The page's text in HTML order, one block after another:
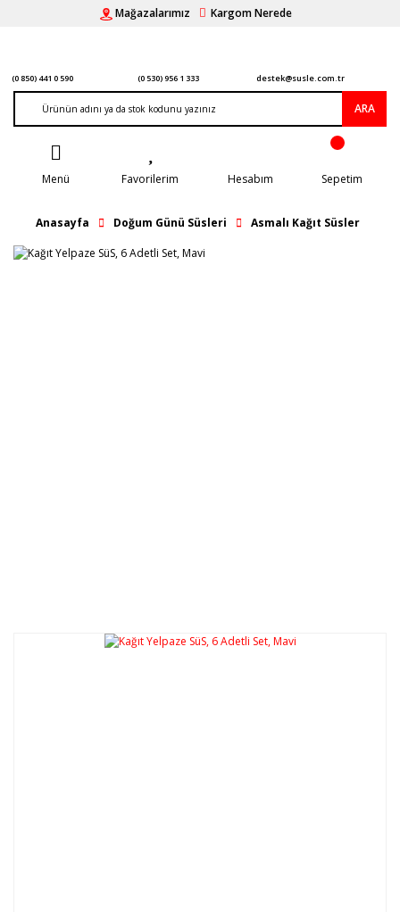
Mağazalarımız Kargom Nerede
(0 850) 441 0 590 (0 530) 956 1 333 destek@susle.com.tr
ARA
Menü Favorilerim Hesabım Sepetim
Anasayfa Doğum Günü Süsleri Asmalı Kağıt Süsler